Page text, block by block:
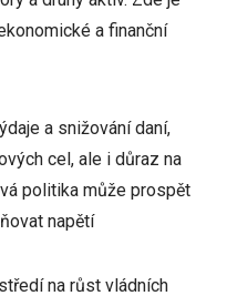
a finanční
a snižování daní,
cel, ale i důraz na
politika může prospět
napětí
na růst vládních